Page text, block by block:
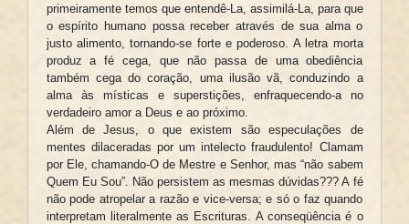
primeiramente temos que entendê-La, assimilá-La, para que
o espírito humano possa receber através de sua alma o
justo alimento, tornando-se forte e poderoso. A letra morta
produz a fé cega, que não passa de uma obediência
também cega do coração, uma ilusão vã, conduzindo a
alma às místicas e superstições, enfraquecendo-a no
verdadeiro amor a Deus e ao próximo.
Além de Jesus, o que existem são especulações de
mentes dilaceradas por um intelecto fraudulento! Clamam
por Ele, chamando-O de Mestre e Senhor, mas “não sabem
Quem Eu Sou”. Não persistem as mesmas dúvidas??? A fé
não pode atropelar a razão e vice-versa; e só o faz quando
interpretam literalmente as Escrituras. A conseqüência é o